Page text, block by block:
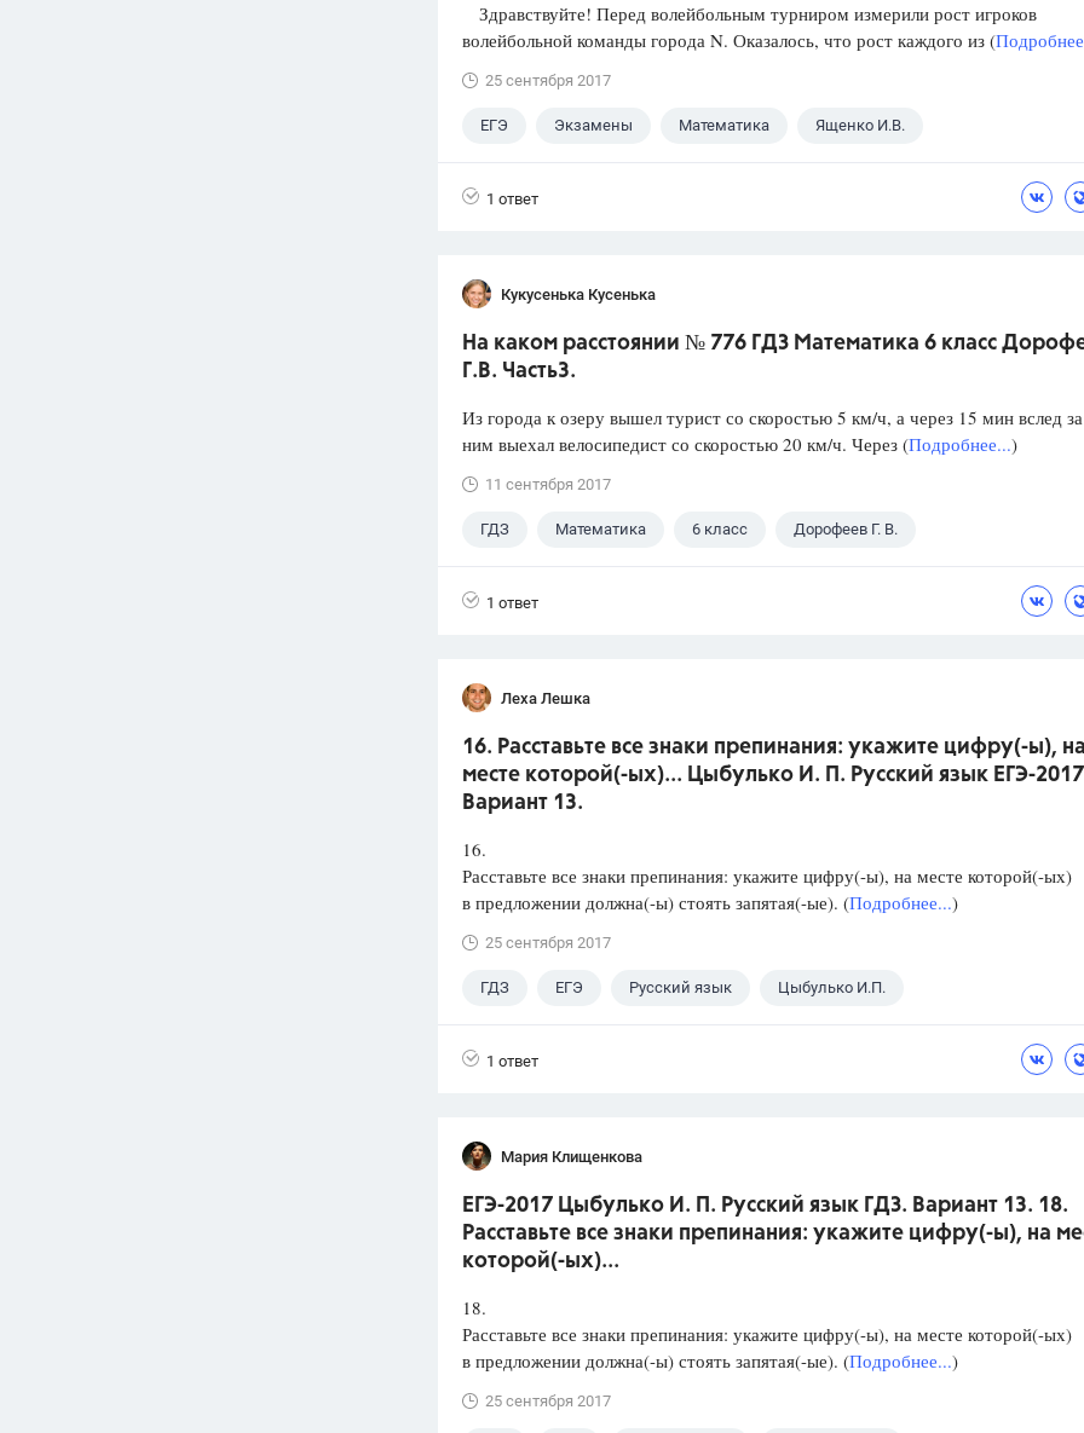
Здравствуйте! Перед волейбольным турниром измерили рост игроков
волейбольной команды города N. Оказалось, что рост каждого из (
25 сентября 2017
ЕГЭ Экзамены Математика Ященко И.В.
1 ответ
Кукусенька Кусенька
На каком расстоянии № 776 ГДЗ Математика 6 класс
Г.В. Часть3.
Из города к озеру вышел турист со скоростью 5 км/ч, а через 15 мин вслед за
ним выехал велосипедист со скоростью 20 км/ч. Через (Подробнее...)
11 сентября 2017
ГДЗ Математика 6 класс Дорофеев Г. В.
1 ответ
Леха Лешка
16. Расставьте все знаки препинания: укажите цифру(-ы),
месте которой(-ых)... Цыбулько И. П. Русский язык ЕГЭ-
Вариант 13.
16.
Расставьте все знаки препинания: укажите цифру(-ы), на месте которой(-ых)
в предложении должна(-ы) стоять запятая(-ые). (Подробнее...)
25 сентября 2017
ГДЗ ЕГЭ Русский язык Цыбулько И.П.
1 ответ
Мария Клищенкова
ЕГЭ-2017 Цыбулько И. П. Русский язык ГДЗ. Вариант 13. 18.
Расставьте все знаки препинания: укажите цифру(-ы), на
которой(-ых)...
18.
Расставьте все знаки препинания: укажите цифру(-ы), на месте которой(-ых)
в предложении должна(-ы) стоять запятая(-ые). (Подробнее...)
25 сентября 2017